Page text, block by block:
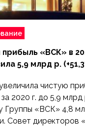
прибыль «ВСК» в
5,9 млрд р.
чистую
2020 г. до 5,9 млрд
«ВСК» 4,8
Совет директоров